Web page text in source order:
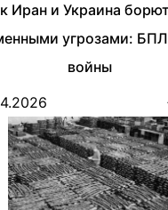
Иран и Украина
угрозами:
войны